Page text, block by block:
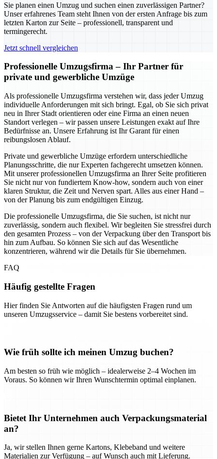
Sie planen einen Umzug und suchen einen zuverlässigen Partner?
Unser erfahrenes Team steht Ihnen von der ersten Anfrage bis zum
letzten Karton zur Seite – professionell, transparent und
termingerecht.
Jetzt schnell vergleichen
Professionelle Umzugsfirma – Ihr Partner für
private und gewerbliche Umzüge
Als professionelle Umzugsfirma verstehen wir, dass jeder Umzug
individuelle Anforderungen mit sich bringt. Egal, ob Sie sich privat
neu in Ihrer Stadt orientieren oder eine Firma an einen neuen
Standort verlegen – wir passen unsere Leistungen exakt auf Ihre
Bedürfnisse an. Unsere Erfahrung ist Ihr Garant für einen
reibungslosen Ablauf.
Private und gewerbliche Umzüge erfordern unterschiedliche
Planungsschritte, die nur Experten fachgerecht umsetzen können.
Mit unserer professionellen Umzugsfirma an Ihrer Seite profitieren
Sie nicht nur von fundiertem Know-how, sondern auch von einer
klaren Struktur, die Zeit und Nerven spart. Alles aus einer Hand –
von der Planung bis zum endgültigen Einzug.
Die professionelle Umzugsfirma, die Sie suchen, ist nicht nur
zuverlässig, sondern auch flexibel. Wir begleiten Sie stressfrei durch
den gesamten Prozess – von der Verpackung über den Transport bis
hin zum Aufbau. So können Sie sich auf das Wesentliche
konzentrieren, während wir die Details für Sie übernehmen.
FAQ
Häufig gestellte Fragen
Hier finden Sie Antworten auf die häufigsten Fragen rund um
unseren Umzugsservice – damit Sie bestens vorbereitet sind.
Wie früh sollte ich meinen Umzug buchen?
Am besten so früh wie möglich – idealerweise 2–4 Wochen im
Voraus. So können wir Ihren Wunschtermin optimal einplanen.
Bietet Ihr Unternehmen auch Verpackungsmaterial
an?
Ja, wir stellen Ihnen gerne Kartons, Klebeband und weitere
Materialien zur Verfügung – auf Wunsch auch mit Lieferung.